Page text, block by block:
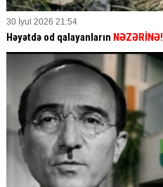
30 İyul 2026 21:54
Həyətdə od qalayanların NƏZƏRİNƏ!